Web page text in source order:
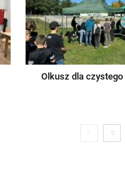
Olkusz dla